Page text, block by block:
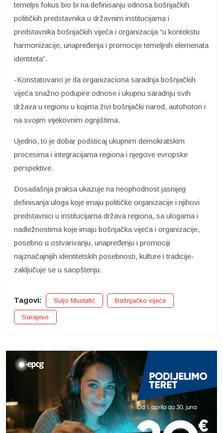
temeljni fokus bio bi na definisanju odnosa bošnjačkih
političkih predstavnika u državnim institucijama i
predstavnika bošnjačkih vijeća i organizacija “u kontekstu
harmonizacije, unapređenja i promocije temeljnih elemenata
identiteta”.
-Konstatovano je da organizaciona saradnja bošnjačkih
vijeća snažno podupire odnose i ukupnu saradnju svih
država u regionu u kojima živi bošnjački narod, autohoton i
na svojim vijekovnim ognjištima.
Ujedno, to je dobar podsticaj ukupnim demokratskim
procesima i integracijama regiona i njegove evropske
perspektive.
Dosadašnja praksa ukazuje na neophodnost jasnijeg
definisanja uloga koje imaju političke organizacije i njihovi
predstavnici u institucijama država regiona, sa ulogama i
nadležnostima koje imaju bošnjačka vijeća i organizacije,
posebno u ostvarivanju, unapređenju i promociji
najznačajnijih identitetskih posebnosti, kulture i tradicije-
zaključuje se u saopštenju.
Tagovi: Suljo Mustafić Bošnjačko vijeće
Sarajevo